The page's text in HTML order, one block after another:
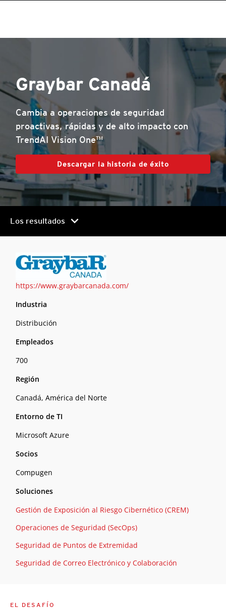
Graybar Canadá
Cambia a operaciones de seguridad
proactivas, rápidas y de alto impacto con
TrendAI Vision One™
Descargar la historia de éxito
Los resultados chevron_right
https://www.graybarcanada.com/
Industria
Distribución
Empleados
700
Región
Canadá, América del Norte
Entorno de TI
Microsoft Azure
Socios
Compugen
Soluciones
Gestión de Exposición al Riesgo Cibernético (CREM)
Operaciones de Seguridad (SecOps)
Seguridad de Puntos de Extremidad
Seguridad de Correo Electrónico y Colaboración
EL DESAFÍO